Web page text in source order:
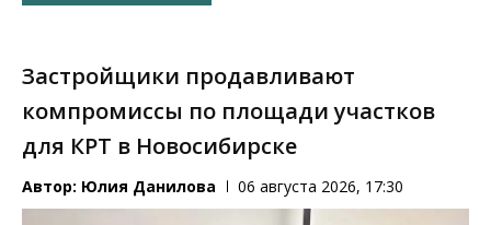
Застройщики продавливают
компромиссы по площади участков
для КРТ в Новосибирске
Автор: Юлия Данилова 06 августа 2026, 17:30